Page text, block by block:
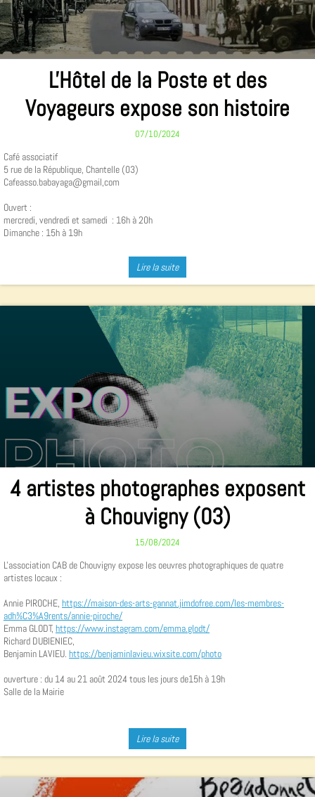
L'Hôtel de la Poste et des
Voyageurs expose son histoire
07/10/2024
Café associatif
5 rue de la République, Chantelle (03)
Cafeasso.babayaga@gmail,com
Ouvert :
mercredi, vendredi et samedi : 16h à 20h
Dimanche : 15h à 19h
Lire la suite
4 artistes photographes exposent
à Chouvigny (03)
15/08/2024
L'association CAB de Chouvigny expose les oeuvres photographiques de quatre
artistes locaux :
Annie PIROCHE, https://maison-des-arts-gannat.jimdofree.com/les-membres-
adh%C3%A9rents/annie-piroche/
Emma GLODT, https://www.instagram.com/emma.glodt/
Richard DUBIENIEC,
Benjamin LAVIEU. https://benjaminlavieu.wixsite.com/photo
ouverture : du 14 au 21 août 2024 tous les jours de15h à 19h
Salle de la Mairie
Lire la suite